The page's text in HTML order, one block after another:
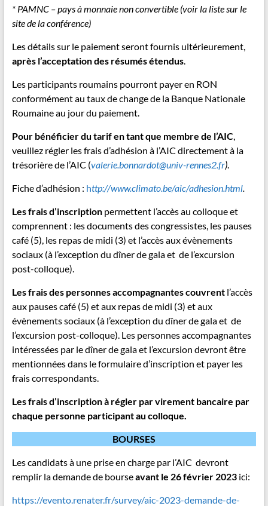
* PAMNC – pays à monnaie non convertible (voir la liste sur le
site de la conférence)
Les détails sur le paiement seront fournis ultérieurement,
après l’acceptation des résumés étendus.
Les participants roumains pourront payer en RON
conformément au taux de change de la Banque Nationale
Roumaine au jour du paiement.
Pour bénéficier du tarif en tant que membre de l’AIC,
veuillez régler les frais d’adhésion à l’AIC directement à la
trésorière de l’AIC (valerie.bonnardot@univ-rennes2.fr).
Fiche d’adhésion : http://www.climato.be/aic/adhesion.html.
Les frais d’inscriptionpermettent l’accès au colloque et
comprennent : les documents des congressistes, les pauses
café (5), les repas de midi (3) et l’accès aux évènements
sociaux (à l’exception du dîner de gala et de l’excursion
post-colloque).
Les frais des personnes accompagnantes couvrent l’accès
aux pauses café (5) et aux repas de midi (3) et aux
évènements sociaux (à l’exception du dîner de gala et de
l’excursion post-colloque). Les personnes accompagnantes
intéressées par le dîner de gala et l’excursion devront être
mentionnées dans le formulaire d’inscription et payer les
frais correspondants.
Les frais d’inscription à régler par virement bancaire par
chaque personne participant au colloque.
BOURSES
Les candidats à une prise en charge par l’AIC devront
remplir la demande de bourseavant le 26 février 2023 ici:
https://evento.renater.fr/survey/aic-2023-demande-de-